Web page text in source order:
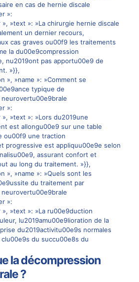
en cas de hernie discale
»:
»text »: »La chirurgie hernie discale
un dernier recours,
cas graves ou00f9 les traitements
la du00e9compression
nu2019ont pas apportu00e9 de
»}},
», »name »: »Comment se
typique de
»:
»text »: »Lors du2019une
est allongu00e9 sur une table
ou00f9 une traction
progressive est appliquu00e9e selon
assurant confort et
au long du traitement. »}},
», »name »: »Quels sont les
du traitement par
»:
», »text »: »La ru00e9duction
lu2019amu00e9lioration de la
du2019activitu00e9s normales
du succu00e8s du
la décompression
?